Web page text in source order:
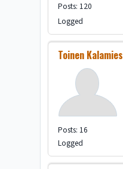
Posts: 120
Logged
Toinen Kalamies
Posts: 16
Logged